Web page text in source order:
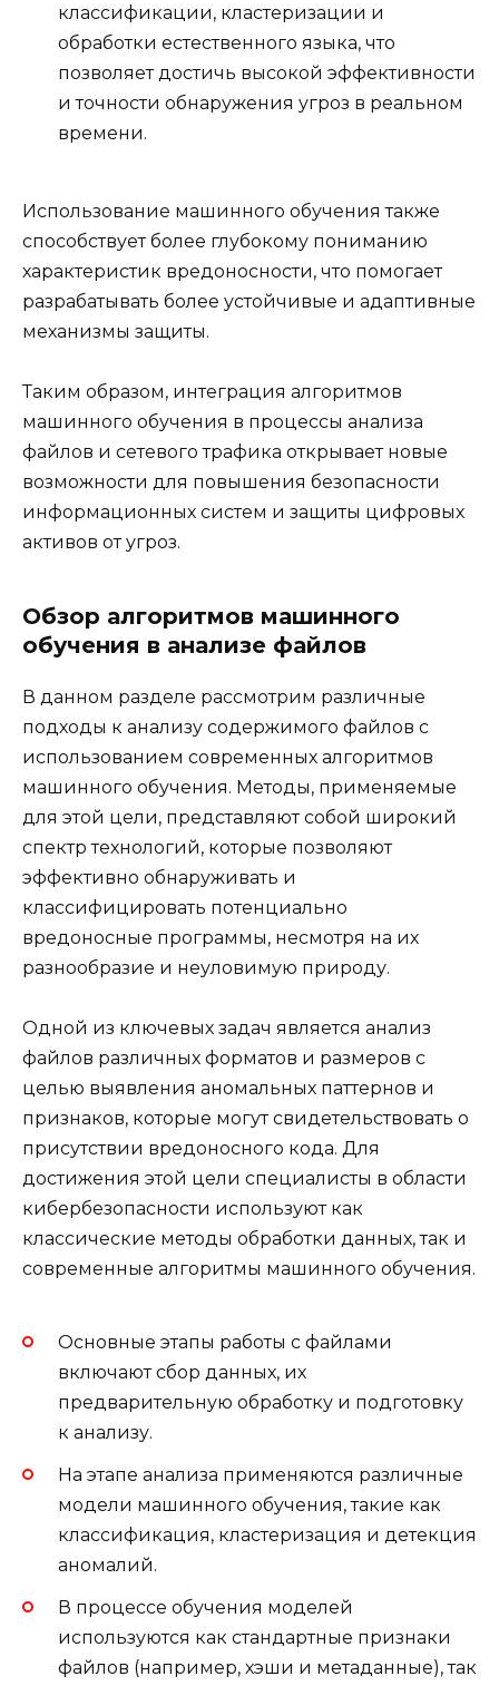
классификации, кластеризации и
обработки естественного языка, что
позволяет достичь высокой эффективности
и точности обнаружения угроз в реальном
времени.
Использование машинного обучения также
способствует более глубокому пониманию
характеристик вредоносности, что помогает
разрабатывать более устойчивые и адаптивные
механизмы защиты.
Таким образом, интеграция алгоритмов
машинного обучения в процессы анализа
файлов и сетевого трафика открывает новые
возможности для повышения безопасности
информационных систем и защиты цифровых
активов от угроз.
Обзор алгоритмов машинного
обучения в анализе файлов
В данном разделе рассмотрим различные
подходы к анализу содержимого файлов с
использованием современных алгоритмов
машинного обучения. Методы, применяемые
для этой цели, представляют собой широкий
спектр технологий, которые позволяют
эффективно обнаруживать и
классифицировать потенциально
вредоносные программы, несмотря на их
разнообразие и неуловимую природу.
Одной из ключевых задач является анализ
файлов различных форматов и размеров с
целью выявления аномальных паттернов и
признаков, которые могут свидетельствовать о
присутствии вредоносного кода. Для
достижения этой цели специалисты в области
кибербезопасности используют как
классические методы обработки данных, так и
современные алгоритмы машинного обучения.
Основные этапы работы с файлами
включают сбор данных, их
предварительную обработку и подготовку
к анализу.
На этапе анализа применяются различные
модели машинного обучения, такие как
классификация, кластеризация и детекция
аномалий.
В процессе обучения моделей
используются как стандартные признаки
файлов (например, хэши и метаданные), так